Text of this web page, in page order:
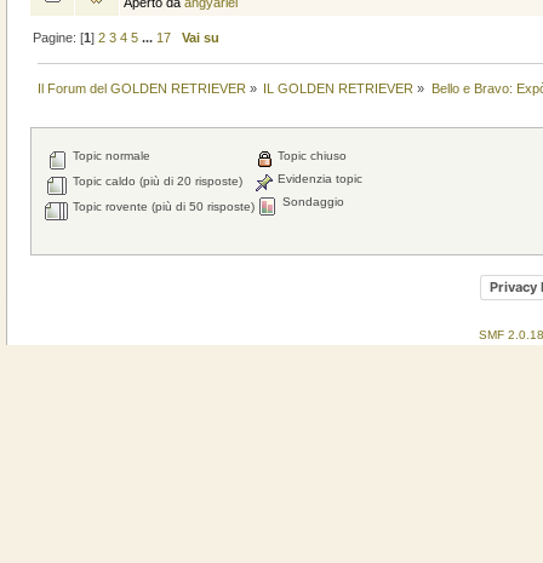
Pagine: [1]2 3 4 5 ... 17 Vai su
Il Forum del GOLDEN RETRIEVER » IL GOLDEN RETRIEVER » Bello e Bravo:
Topic normale
Topic caldo (più di 20 risposte)
Topic rovente (più di 50 risposte)
Topic chiuso
Evidenzia topic
Sondaggio
Privacy
SMF 2.0.18